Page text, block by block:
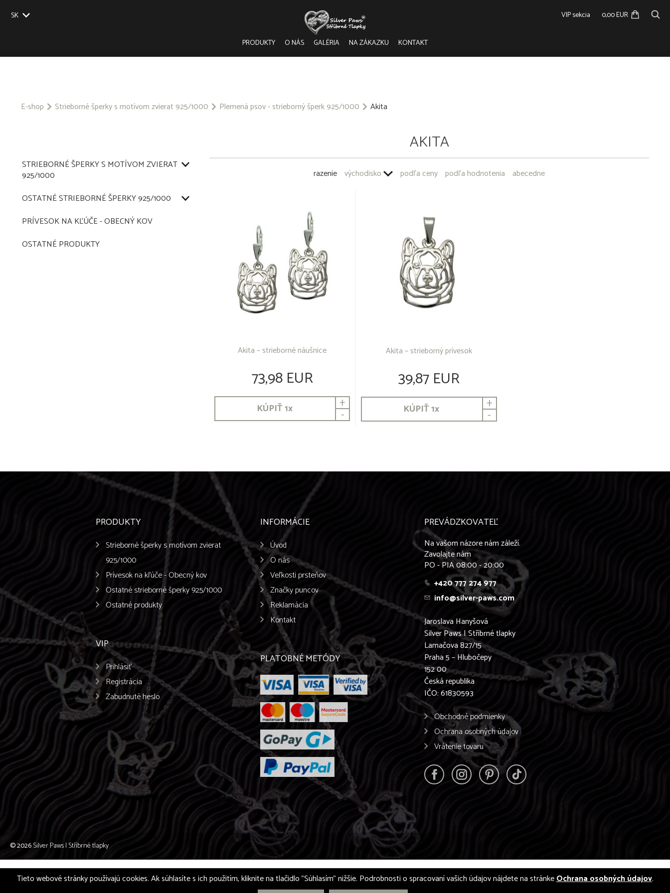
SK
CZ
VIP sekcia 0,00 EUR
PRODUKTY O NÁS GALÉRIA NA ZÁKAZKU KONTAKT
E-shop Strieborné šperky s motívom zvierat 925/1000 Plemená psov - strieborný šperk 925/1000 Akita
STRIEBORNÉ ŠPERKY S MOTÍVOM ZVIERAT
925/1000
OSTATNÉ STRIEBORNÉ ŠPERKY 925/1000
PRÍVESOK NA KĽÚČE - OBECNÝ KOV
OSTATNÉ PRODUKTY
AKITA
razenie východisko podľa ceny podľa hodnotenia abecedne
Akita – strieborné náušnice
73,98 EUR
KÚPIŤ1x +
-
Akita – strieborný prívesok
39,87 EUR
KÚPIŤ1x +
-
PRODUKTY
Strieborné šperky s motívom zvierat
925/1000
Prívesok na kľúče - Obecný kov
Ostatné strieborné šperky 925/1000
Ostatné produkty
VIP
Prihlásiť
Registrácia
Zabudnuté heslo
INFORMÁCIE
Úvod
O nás
Veľkosti prsteňov
Značky puncov
Reklamácia
Kontakt
PLATOBNÉ METÓDY
PREVÁDZKOVATEĽ
Na vašom názore nám záleží.
Zavolajte nám
PO - PIA 08:00 - 20:00
+420 777 274 977
info@silver-paws.com
Jaroslava Hanyšová
Silver Paws | Stříbrné tlapky
Lamačova 827/15
Praha 5 – Hlubočepy
152 00
Česká republika
IČO: 61830593
Obchodné podmienky
Ochrana osobných údajov
Vrátenie tovaru
© 2026Silver Paws | Stříbrné tlapky
Tieto webové stránky používajú cookies. Ak súhlasíte s ich použitím, kliknite na tlačidlo "Súhlasím" nižšie. Podrobnosti o spracovaní vašich údajov nájdete na stránkeOchrana osobných údajov.